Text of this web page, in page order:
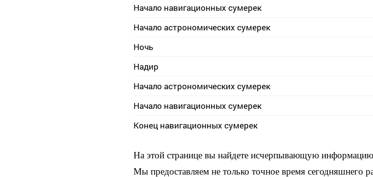
Начало навигационных сумерек
Начало астрономических сумерек
Ночь
Надир
Начало астрономических сумерек
Начало навигационных сумерек
Конец навигационных сумерек
На этой странице вы найдете исчерпывающую
Мы предоставляем не только точное время сегодняшнего